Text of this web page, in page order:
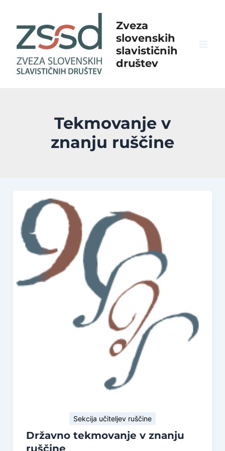
content
Zveza
slovenskih
slavističnih
društev
Tekmovanje v
znanju ruščine
Sekcija učiteljev ruščine
Državno tekmovanje v znanju